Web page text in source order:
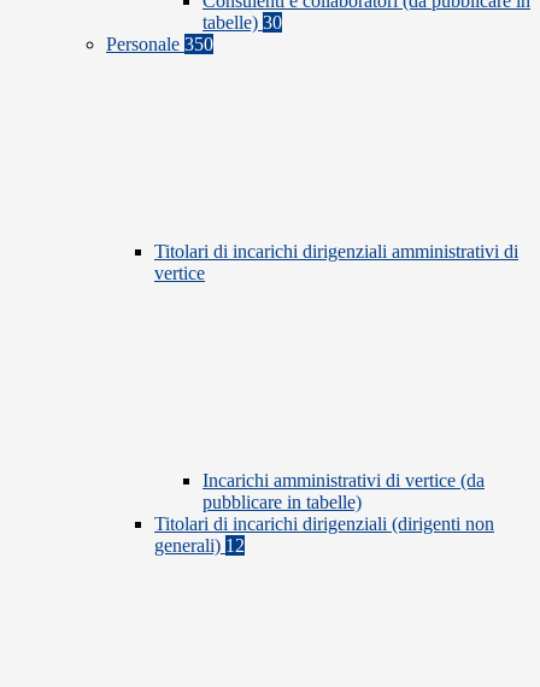
tabelle) 30
Personale 350
Titolari di incarichi dirigenziali amministrativi di
vertice
Incarichi amministrativi di vertice (da
pubblicare in tabelle)
Titolari di incarichi dirigenziali (dirigenti non
generali) 12